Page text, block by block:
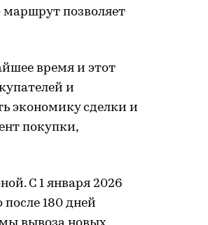
позволяет
время и этот
и
экономику сделки и
покупки,
С 1 января 2026
180 дней